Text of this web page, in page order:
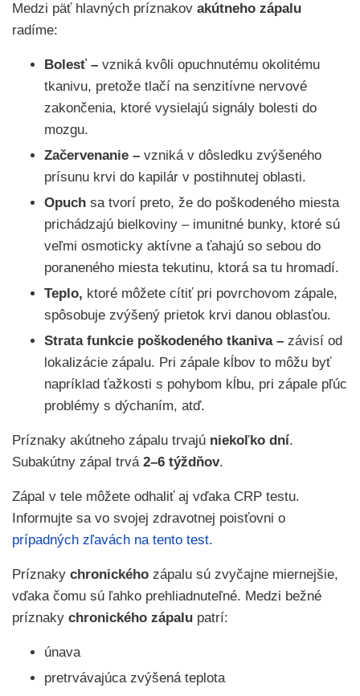
Medzi päť hlavných príznakov akútneho zápalu
radíme:
Bolesť – vzniká kvôli opuchnutému okolitému
tkanivu, pretože tlačí na senzitívne nervové
zakončenia, ktoré vysielajú signály bolesti do
mozgu.
Začervenanie – vzniká v dôsledku zvýšeného
prísunu krvi do kapilár v postihnutej oblasti.
Opuch sa tvorí preto, že do poškodeného miesta
prichádzajú bielkoviny – imunitné bunky, ktoré sú
veľmi osmoticky aktívne a ťahajú so sebou do
poraneného miesta tekutinu, ktorá sa tu hromadí.
Teplo, ktoré môžete cítiť pri povrchovom zápale,
spôsobuje zvýšený prietok krvi danou oblasťou.
Strata funkcie poškodeného tkaniva – závisí od
lokalizácie zápalu. Pri zápale kĺbov to môžu byť
napríklad ťažkosti s pohybom kĺbu, pri zápale pľúc
problémy s dýchaním, atď.
Príznaky akútneho zápalu trvajú niekoľko dní.
Subakútny zápal trvá 2–6 týždňov.
Zápal v tele môžete odhaliť aj vďaka CRP testu.
Informujte sa vo svojej zdravotnej poisťovni o
prípadných zľavách na tento test.
Príznaky chronického zápalu sú zvyčajne miernejšie,
vďaka čomu sú ľahko prehliadnuteľné. Medzi bežné
príznaky chronického zápalu patrí:
únava
pretrvávajúca zvýšená teplota